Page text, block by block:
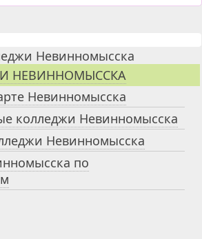
НЕВИННОМЫССКА
Невинномысска
колледжи Невинномысска
Невинномысска
по